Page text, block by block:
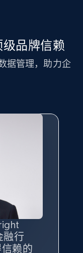
注册使用
Initial
count, and
- Collect
品牌信赖
据管理，助力企
融行
赖的
、
的地